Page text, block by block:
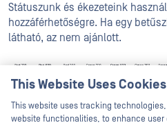
Státuszunk és ékezeteink
hozzáférhetőségre. Ha egy
látható, az nem ajánlott.
This Website Uses Cookies
This website uses tracking
website functionalities, to enhance user
Hey there!
I'm Ozzy, your